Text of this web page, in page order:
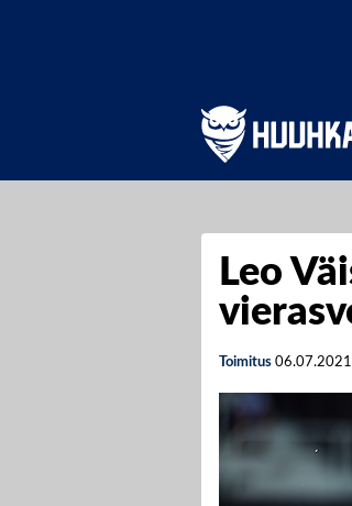
Leo
Toimitus 06.07.2021